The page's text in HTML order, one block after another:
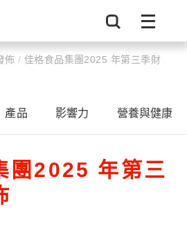
佈 / 佳格食品集團2025 年第三季財
產品 影響力 營養與健康
團2025 年第三